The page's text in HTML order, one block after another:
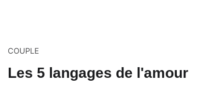
COUPLE
Les 5 langages de l'amour